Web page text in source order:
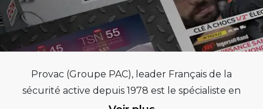
Provac (Groupe PAC), leader Français de la
sécurité active depuis 1978 est le spécialiste en